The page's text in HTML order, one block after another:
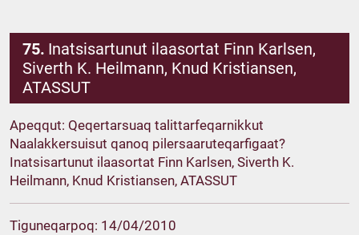
75. Inatsisartunut ilaasortat Finn Karlsen,
Siverth K. Heilmann, Knud Kristiansen,
ATASSUT
Apeqqut: Qeqertarsuaq talittarfeqarnikkut
Naalakkersuisut qanoq pilersaaruteqarfigaat?
Inatsisartunut ilaasortat Finn Karlsen, Siverth K.
Heilmann, Knud Kristiansen, ATASSUT
Tiguneqarpoq: 14/04/2010